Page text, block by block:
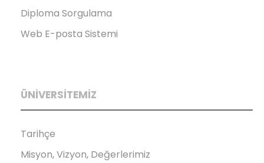
Diploma Sorgulama
Web E-posta Sistemi
ÜNİVERSİTEMİZ
Tarihçe
Misyon, Vizyon, Değerlerimiz